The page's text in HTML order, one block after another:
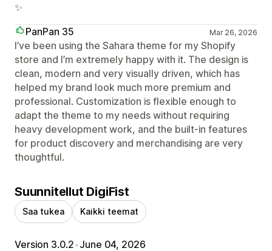
✨
PanPan 35
Mar 26, 2026
I’ve been using the Sahara theme for my Shopify
store and I’m extremely happy with it. The design is
clean, modern and very visually driven, which has
helped my brand look much more premium and
professional. Customization is flexible enough to
adapt the theme to my needs without requiring
heavy development work, and the built‑in features
for product discovery and merchandising are very
thoughtful.
Suunnitellut DigiFist
Saa tukea Kaikki teemat
Version 3.0.2•June 04, 2026